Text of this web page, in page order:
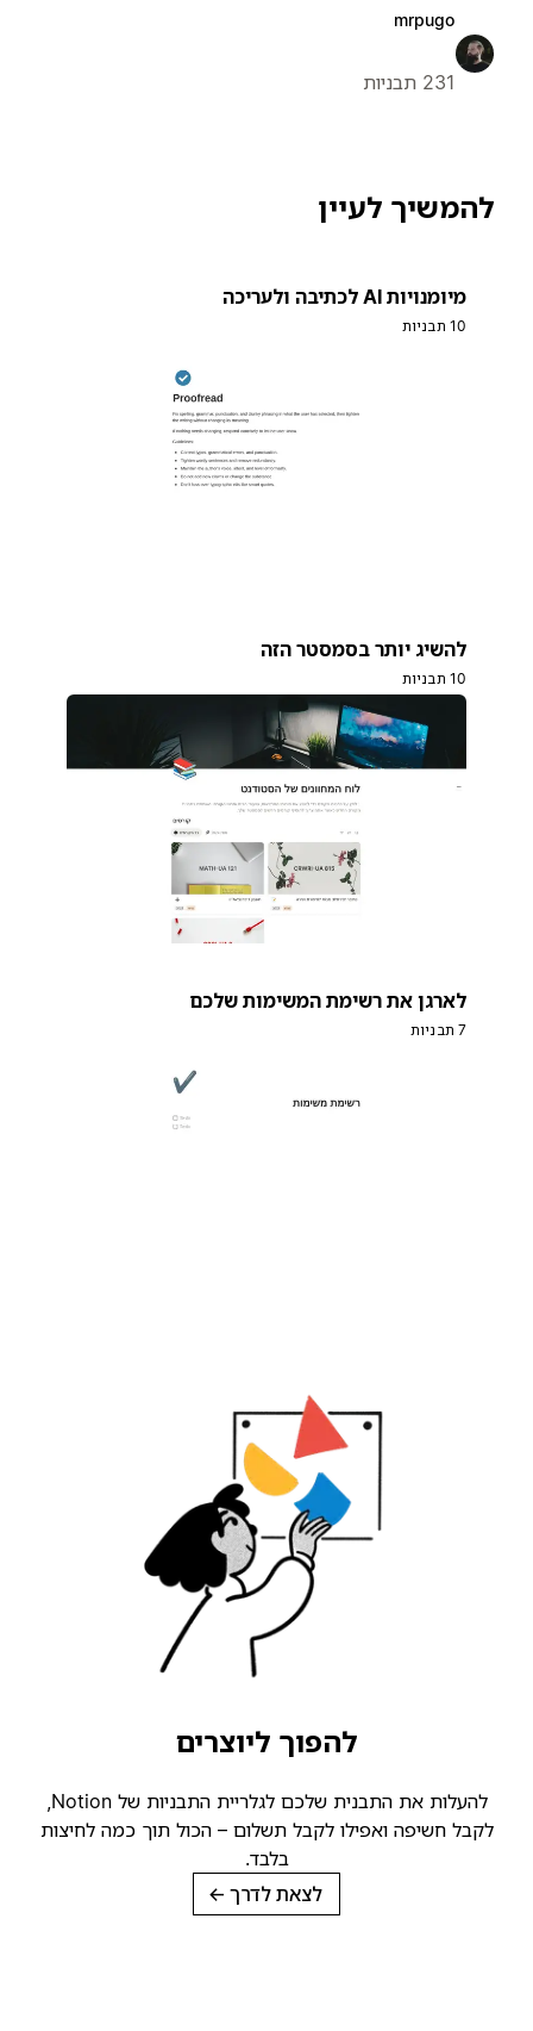
mrpugo
231 תבניות
להמשיך לעיין
מיומנויות AI לכתיבה ולעריכה
10 תבניות
להשיג יותר בסמסטר הזה
10 תבניות
לארגן את רשימת המשימות שלכם
7 תבניות
להפוך ליוצרים
להעלות את התבנית שלכם לגלריית התבניות של Notion,
לקבל חשיפה ואפילו לקבל תשלום – הכול תוך כמה לחיצות
בלבד.
לצאת לדרך →